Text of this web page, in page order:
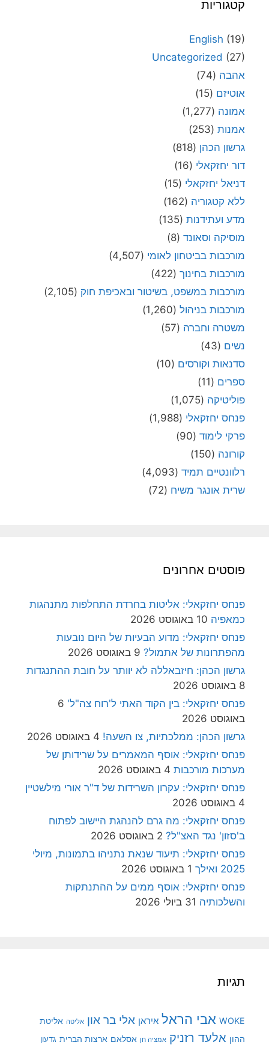
קטגוריות
English (19)
Uncategorized (27)
אהבה (74)
אוטיזם (15)
אמונה (1,277)
אמנות (253)
גרשון הכהן (818)
דור יחזקאלי (16)
דניאל יחזקאלי (15)
ללא קטגוריה (162)
מדע ועתידנות (135)
מוסיקה וסאונד (8)
מורכבות בביטחון לאומי (4,507)
מורכבות בחינוך (422)
מורכבות במשפט, בשיטור ובאכיפת חוק (2,105)
מורכבות בניהול (1,260)
משטרה וחברה (57)
נשים (43)
סדנאות וקורסים (10)
ספרים (11)
פוליטיקה (1,075)
פנחס יחזקאלי (1,988)
פרקי לימוד (90)
קורונה (150)
רלוונטיים תמיד (4,093)
שרית אונגר משיח (72)
פוסטים אחרונים
פנחס יחזקאלי: אליטות בחרדת התחלפות מתנהגות
כמאפיה 10 באוגוסט 2026
פנחס יחזקאלי: מדוע הבעיות של היום נובעות
מהפתרונות של אתמול? 9 באוגוסט 2026
גרשון הכהן: חיזבאללה לא יוותר על חובת ההתנגדות
8 באוגוסט 2026
פנחס יחזקאלי: בין הקוד האתי ל'רוח צה"ל' 6
באוגוסט 2026
גרשון הכהן: ממלכתיות, צו השעה! 4 באוגוסט 2026
פנחס יחזקאלי: אוסף המאמרים על שרידותן של
מערכות מורכבות 4 באוגוסט 2026
פנחס יחזקאלי: עקרון השרידות של ד"ר אורי מילשטיין
4 באוגוסט 2026
פנחס יחזקאלי: מה גרם להנהגת היישוב לפתוח
ב'סזון' נגד האצ"ל? 2 באוגוסט 2026
פנחס יחזקאלי: תיעוד שנאת נתניהו בתמונות, מיולי
2025 ואילך
1 באוגוסט 2026
פנחס יחזקאלי: אוסף ממים על ההתנתקות
והשלכותיה 31 ביולי 2026
תגיות
WOKE אבי הראל איראן אלי בר און אליטה אליטת
ההון אלעד רזניק אמציה חן אסלאם ארצות הברית גדעון